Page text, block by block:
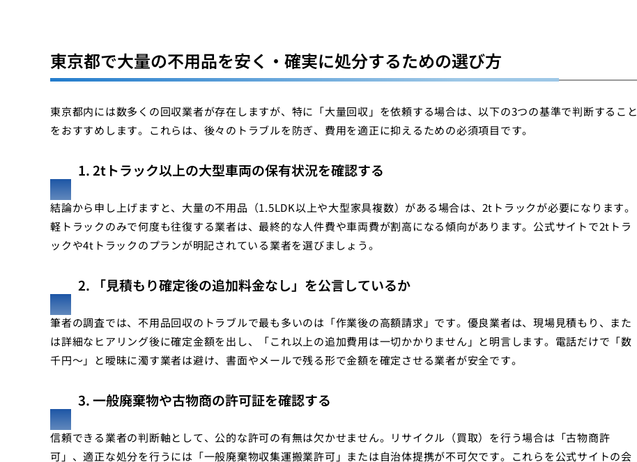
東京都で大量の不用品を安く・確実に処分するための選び方
東京都内には数多くの回収業者が存在しますが、特に「大量回収」を依頼する場合は、以下の3つの基準で判断すること
をおすすめします。これらは、後々のトラブルを防ぎ、費用を適正に抑えるための必須項目です。
1. 2tトラック以上の大型車両の保有状況を確認する
結論から申し上げますと、大量の不用品（1.5LDK以上や大型家具複数）がある場合は、2tトラックが必要になります。
軽トラックのみで何度も往復する業者は、最終的な人件費や車両費が割高になる傾向があります。公式サイトで2tトラ
ックや4tトラックのプランが明記されている業者を選びましょう。
2. 「見積もり確定後の追加料金なし」を公言しているか
筆者の調査では、不用品回収のトラブルで最も多いのは「作業後の高額請求」です。優良業者は、現場見積もり、また
は詳細なヒアリング後に確定金額を出し、「これ以上の追加費用は一切かかりません」と明言します。電話だけで「数
千円〜」と曖昧に濁す業者は避け、書面やメールで残る形で金額を確定させる業者が安全です。
3. 一般廃棄物や古物商の許可証を確認する
信頼できる業者の判断軸として、公的な許可の有無は欠かせません。リサイクル（買取）を行う場合は「古物商許
可」、適正な処分を行うには「一般廃棄物収集運搬業許可」または自治体提携が不可欠です。これらを公式サイトの会